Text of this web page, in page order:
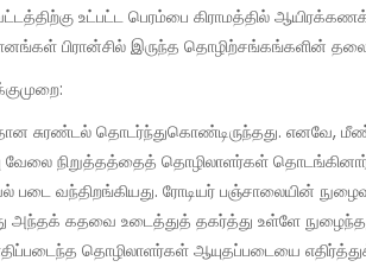
உட்பட்ட பெரம்பை கிராமத்தில்
பிரான்சில் இருந்த தொழிற்சங்கங்களின்
வேலை நிறுத்தத்தைத் தொழிலாளர்கள்
படை வந்திறங்கியது. ரோடியர் பஞ்சாலையின்
அந்தக் கதவை உடைத்துத் தகர்த்து உள்ளே
தொழிலாளர்கள் ஆயுதப்படையை